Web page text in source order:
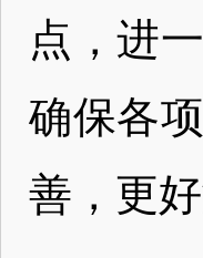
点，进
确保各
善，更